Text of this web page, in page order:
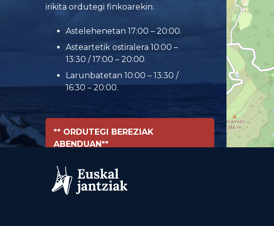
irikita ordutegi finkoarekin:
Astelehenetan 17:00 – 20:00.
Asteartetik ostiralera 10:00 –
13:30 / 17:00 – 20:00.
Larunbatetan 10:00 – 13:30 /
16:30 – 20:00.
** ORDUTEGI BEREZIAK
ABENDUAN**